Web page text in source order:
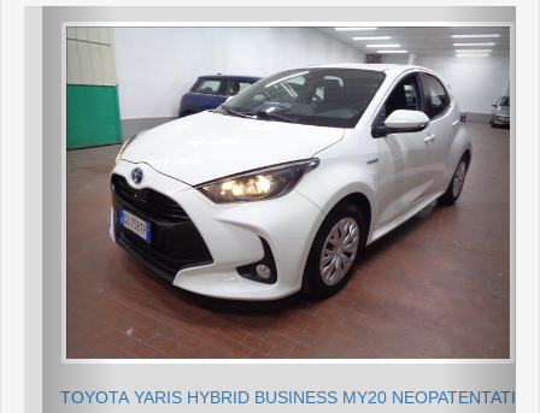
TOYOTA YARIS HYBRID BUSINESS MY20 NEOPATENTATI